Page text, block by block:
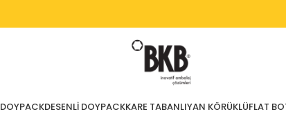
DOYPACKDESENLI DOYPACKKARE TABANLIYAN KÖRÜKLÜFLAT